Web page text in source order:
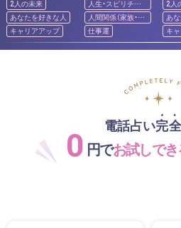
2人の未来
あなたを好きな人
キャリアアップ
人生・スピリチュ
アル
人間関係（家族・友
人）
仕事運
2人
あ
キ
電話占い完全
0 円でお試しで